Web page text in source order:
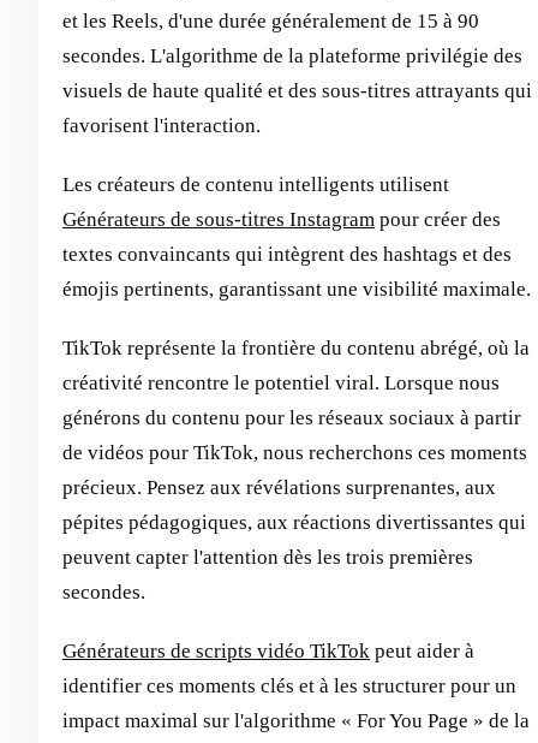
et les Reels, d'une durée généralement de 15 à 90
secondes. L'algorithme de la plateforme privilégie des
visuels de haute qualité et des sous-titres attrayants qui
favorisent l'interaction.
Les créateurs de contenu intelligents utilisent
Générateurs de sous-titres Instagram pour créer des
textes convaincants qui intègrent des hashtags et des
émojis pertinents, garantissant une visibilité maximale.
TikTok représente la frontière du contenu abrégé, où la
créativité rencontre le potentiel viral. Lorsque nous
générons du contenu pour les réseaux sociaux à partir
de vidéos pour TikTok, nous recherchons ces moments
précieux. Pensez aux révélations surprenantes, aux
pépites pédagogiques, aux réactions divertissantes qui
peuvent capter l'attention dès les trois premières
secondes.
Générateurs de scripts vidéo TikTok peut aider à
identifier ces moments clés et à les structurer pour un
impact maximal sur l'algorithme « For You Page » de la